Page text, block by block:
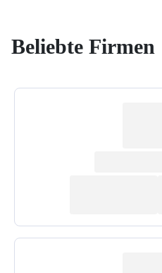
Beliebte Firmen